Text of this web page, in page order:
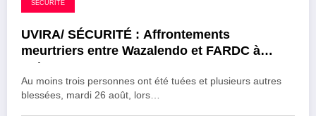
SÉCURITÉ
UVIRA/ SÉCURITÉ : Affrontements
meurtriers entre Wazalendo et FARDC à
Uvira
Au moins trois personnes ont été tuées et plusieurs autres
blessées, mardi 26 août, lors…